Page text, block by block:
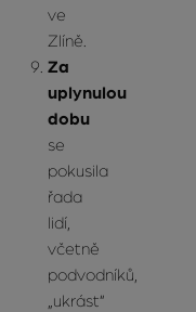
ve
Zlíně.
Za
uplynulou
dobu
se
pokusila
řada
lidí,
včetně
podvodníků,
„ukrást“